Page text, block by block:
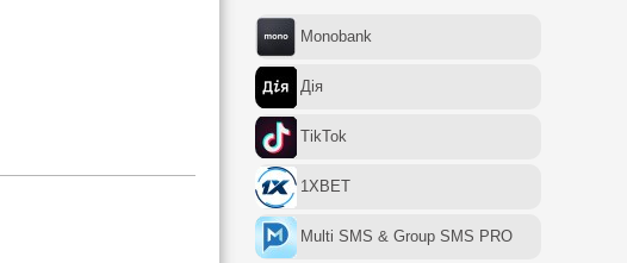
Monobank
Дія
TikTok
1XBET
Multi SMS & Group SMS PRO